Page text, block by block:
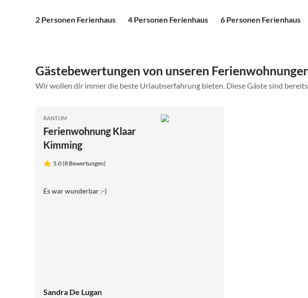
2 Personen Ferienhaus 4 Personen Ferienhaus 6 Personen Ferienhaus
Gästebewertungen von unseren
Wir wollen dir immer die beste Urlaubserfahrung bieten. Diese Gäste sind
RANTUM
Ferienwohnung Klaar
Kimming
5.0 (8 Bewertungen)
Es war wunderbar :-)
Sandra De Lugan